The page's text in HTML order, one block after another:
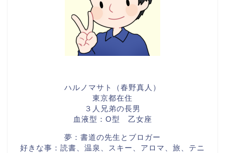
ハルノマサト（春野真人）
東京都在住
３人兄弟の長男
血液型：O型 乙女座
夢：書道の先生とブロガー
好きな事：読書、温泉、スキー、アロマ、旅、テニ